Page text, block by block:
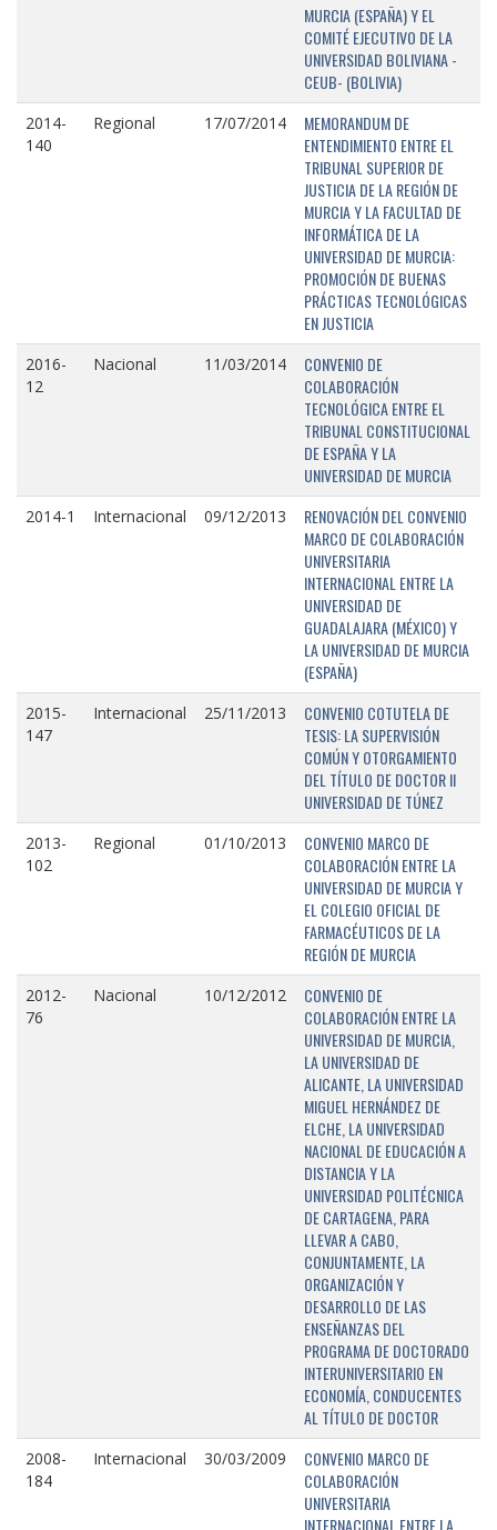
MURCIA (ESPAÑA) Y EL
COMITÉ EJECUTIVO DE LA
UNIVERSIDAD BOLIVIANA -
CEUB- (BOLIVIA)
2014-
140
Regional 17/07/2014
MEMORANDUM DE
ENTENDIMIENTO ENTRE EL
TRIBUNAL SUPERIOR DE
JUSTICIA DE LA REGIÓN DE
MURCIA Y LA FACULTAD DE
INFORMÁTICA DE LA
UNIVERSIDAD DE MURCIA:
PROMOCIÓN DE BUENAS
PRÁCTICAS TECNOLÓGICAS
EN JUSTICIA
2016-
12
Nacional 11/03/2014
CONVENIO DE
COLABORACIÓN
TECNOLÓGICA ENTRE EL
TRIBUNAL CONSTITUCIONAL
DE ESPAÑA Y LA
UNIVERSIDAD DE MURCIA
2014-1 Internacional 09/12/2013
RENOVACIÓN DEL CONVENIO
MARCO DE COLABORACIÓN
UNIVERSITARIA
INTERNACIONAL ENTRE LA
UNIVERSIDAD DE
GUADALAJARA (MÉXICO) Y
LA UNIVERSIDAD DE MURCIA
(ESPAÑA)
2015-
147
Internacional 25/11/2013
CONVENIO COTUTELA DE
TESIS: LA SUPERVISIÓN
COMÚN Y OTORGAMIENTO
DEL TÍTULO DE DOCTOR II
UNIVERSIDAD DE TÚNEZ
2013-
102
Regional 01/10/2013
CONVENIO MARCO DE
COLABORACIÓN ENTRE LA
UNIVERSIDAD DE MURCIA Y
EL COLEGIO OFICIAL DE
FARMACÉUTICOS DE LA
REGIÓN DE MURCIA
2012-
76
Nacional 10/12/2012
CONVENIO DE
COLABORACIÓN ENTRE LA
UNIVERSIDAD DE MURCIA,
LA UNIVERSIDAD DE
ALICANTE, LA UNIVERSIDAD
MIGUEL HERNÁNDEZ DE
ELCHE, LA UNIVERSIDAD
NACIONAL DE EDUCACIÓN A
DISTANCIA Y LA
UNIVERSIDAD POLITÉCNICA
DE CARTAGENA, PARA
LLEVAR A CABO,
CONJUNTAMENTE, LA
ORGANIZACIÓN Y
DESARROLLO DE LAS
ENSEÑANZAS DEL
PROGRAMA DE DOCTORADO
INTERUNIVERSITARIO EN
ECONOMÍA, CONDUCENTES
AL TÍTULO DE DOCTOR
2008-
184
Internacional 30/03/2009
CONVENIO MARCO DE
COLABORACIÓN
UNIVERSITARIA
INTERNACIONAL ENTRE LA